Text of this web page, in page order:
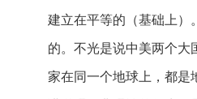
建立在平等的（基础上）
的。不光是说中美两个大
家在同一个地球上，都是